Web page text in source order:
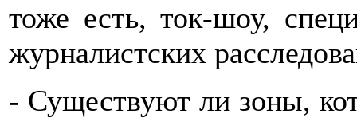
тоже есть, ток-шоу,
журналистских
- Существуют ли зоны,